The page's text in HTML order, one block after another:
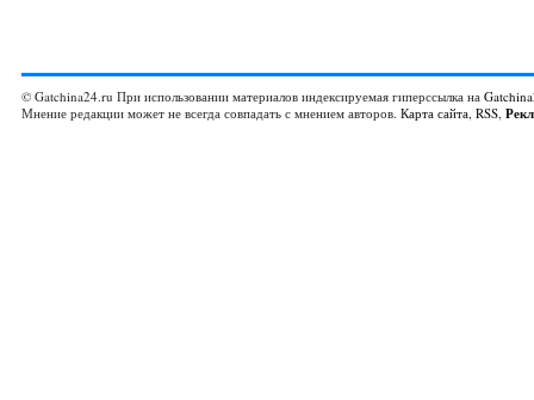
© Gatchina24.ru При использовании материалов индексируемая гиперссылка на
Мнение редакции может не всегда совпадать с мнением авторов. Карта сайта, RSS,